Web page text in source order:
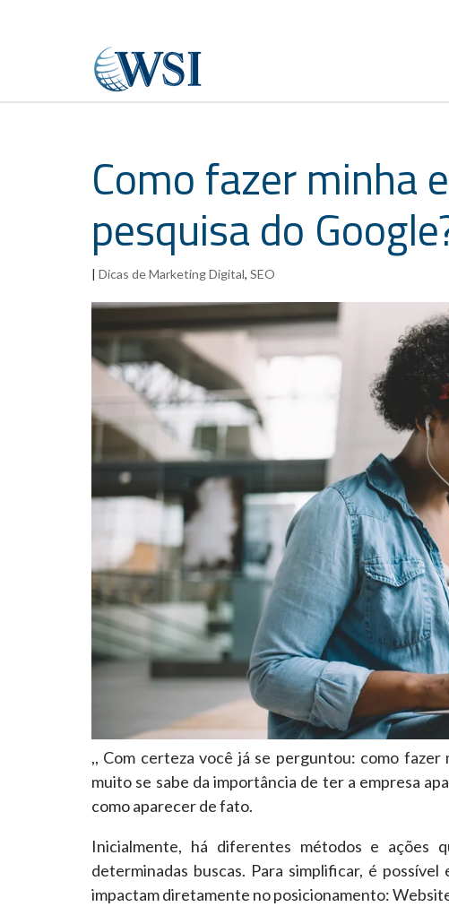
Como fazer minha
pesquisa do
| Dicas de Marketing Digital, SEO
,, Com certeza você já se perguntou: como fazer
muito se sabe da importância de ter a empresa
como aparecer de fato.
Inicialmente, há diferentes métodos e ações
determinadas buscas. Para simplificar, é
impactam diretamente no posicionamento: